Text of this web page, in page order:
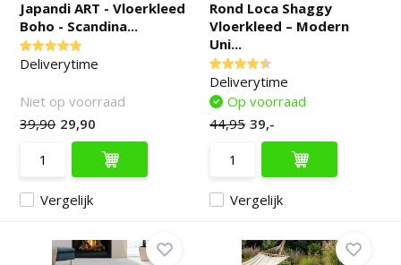
Japandi ART - Vloerkleed
Boho - Scandina...
Deliverytime
Vergelijk
Niet op voorraad
39,90 29,90
Rond Loca Shaggy
Vloerkleed – Modern
Uni...
Deliverytime
Vergelijk
Op voorraad
44,95 39,-